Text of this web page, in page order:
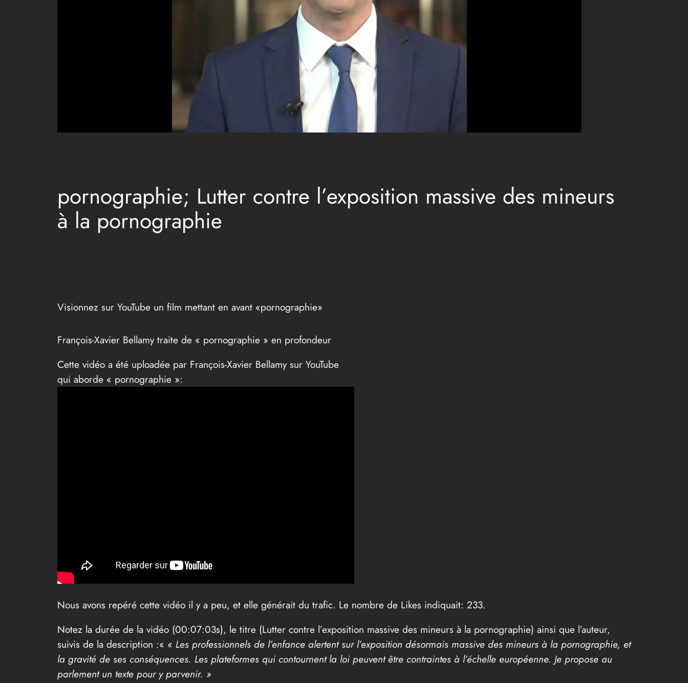
pornographie; Lutter contre l’exposition massive des mineurs
à la pornographie
Visionnez sur YouTube un film mettant en avant «pornographie»
François-Xavier Bellamy traite de « pornographie » en profondeur
Cette vidéo a été uploadée par François-Xavier Bellamy sur YouTube
qui aborde « pornographie »:
Nous avons repéré cette vidéo il y a peu, et elle générait du trafic. Le nombre de Likes indiquait: 233.
Notez la durée de la vidéo (00:07:03s), le titre (Lutter contre l’exposition massive des mineurs à la pornographie) ainsi que l’auteur,
suivis de la description :« « Les professionnels de l’enfance alertent sur l’exposition désormais massive des mineurs à la pornographie, et
la gravité de ses conséquences. Les plateformes qui contournent la loi peuvent être contraintes à l’échelle européenne. Je propose au
parlement un texte pour y parvenir. »